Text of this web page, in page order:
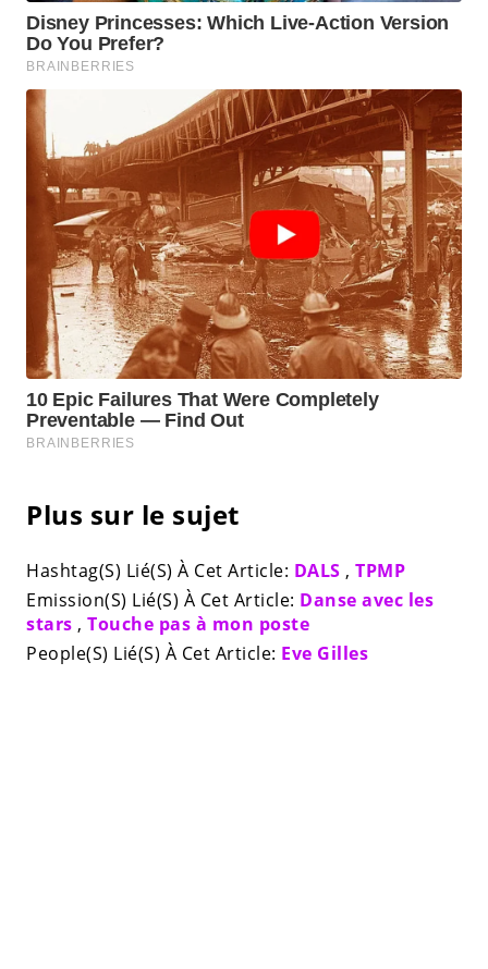
Plus sur le sujet
Hashtag(S) Lié(S) À Cet Article: DALS , TPMP
Emission(S) Lié(S) À Cet Article: Danse avec les
stars , Touche pas à mon poste
People(S) Lié(S) À Cet Article: Eve Gilles